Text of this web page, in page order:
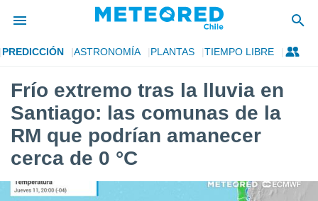
de
por
para
la
que se
calidad.
a este
las
PREDICCIÓN ASTRONOMÍA PLANTAS TIEMPO LIBRE
Frío extremo tras la lluvia en
Santiago: las comunas de la
RM que podrían amanecer
cerca de 0 °C